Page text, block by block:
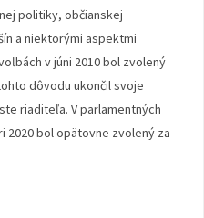
politiky, občianskej
a niektorými aspektmi
v júni 2010 bol zvolený
dôvodu ukončil svoje
riaditeľa. V parlamentných
2020 bol opätovne zvolený za